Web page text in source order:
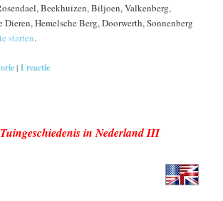
Beekhuizen, Biljoen, Valkenberg,
Hemelsche Berg, Doorwerth, Sonnenberg
starten.
| 1 reactie
Tuingeschiedenis in Nederland III